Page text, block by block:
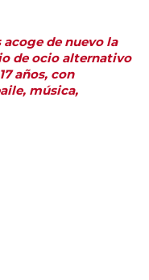
acoge de nuevo la
de ocio alternativo
años, con
música,